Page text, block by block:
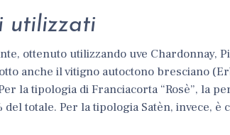
utilizzati
ottenuto utilizzando uve Chardonnay,
anche il vitigno autoctono bresciano
la tipologia di Franciacorta “Rosè”, la
totale. Per la tipologia Satèn, invece, è